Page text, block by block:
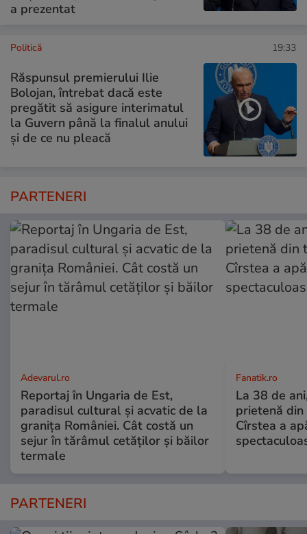
a prezentat
Politică 19:33
Răspunsul premierului Ilie
Bolojan, întrebat dacă este
pregătit să asigure interimatul
la Guvern până la finalul anului
și de ce nu pleacă
PARTENERI
Adevarul.ro
Reportaj în Ungaria de Est,
paradisul cultural și acvatic de la
granița României. Cât costă un
sejur în tărâmul cetăților și băilor
termale
Fanatik.ro
La 38 de
prietenă din
Cîrstea a
PARTENERI